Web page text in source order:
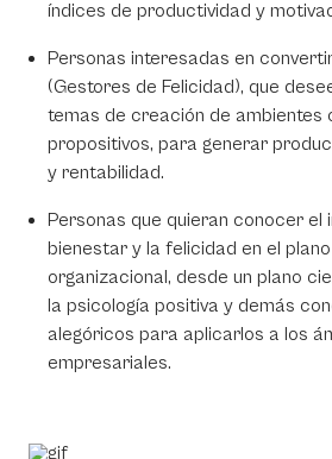
índices de productividad y
Personas interesadas en
(Gestores de Felicidad), que
temas de creación de ambientes
propositivos, para generar
y rentabilidad.
Personas que quieran conocer el
bienestar y la felicidad en el
organizacional, desde un plano
la psicología positiva y demás
alegóricos para aplicarlos a los
empresariales.